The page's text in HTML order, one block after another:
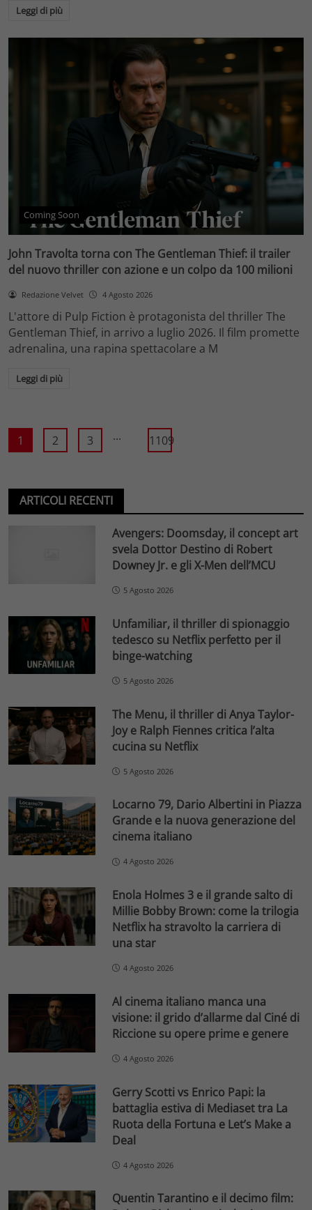
Leggi di più
Coming Soon
John Travolta torna con The Gentleman Thief: il trailer
del nuovo thriller con azione e un colpo da 100 milioni
Redazione Velvet 4 Agosto 2026
L'attore di Pulp Fiction è protagonista del thriller The
Gentleman Thief, in arrivo a luglio 2026. Il film promette
adrenalina, una rapina spettacolare a M
Leggi di più
1 2 3 ... 1109
ARTICOLI RECENTI
Avengers: Doomsday, il concept art
svela Dottor Destino di Robert
Downey Jr. e gli X-Men dell’MCU
5 Agosto 2026
Unfamiliar, il thriller di spionaggio
tedesco su Netflix perfetto per il
binge-watching
5 Agosto 2026
The Menu, il thriller di Anya Taylor-
Joy e Ralph Fiennes critica l’alta
cucina su Netflix
5 Agosto 2026
Locarno 79, Dario Albertini in Piazza
Grande e la nuova generazione del
cinema italiano
4 Agosto 2026
Enola Holmes 3 e il grande salto di
Millie Bobby Brown: come la trilogia
Netflix ha stravolto la carriera di
una star
4 Agosto 2026
Al cinema italiano manca una
visione: il grido d’allarme dal Ciné di
Riccione su opere prime e genere
4 Agosto 2026
Gerry Scotti vs Enrico Papi: la
battaglia estiva di Mediaset tra La
Ruota della Fortuna e Let’s Make a
Deal
4 Agosto 2026
Quentin Tarantino e il decimo film: